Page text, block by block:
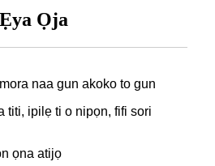
Ẹya Ọja
naa gun akoko to gun
titi, ipilẹ ti o nipọn, fifi sori
ọna atijọ